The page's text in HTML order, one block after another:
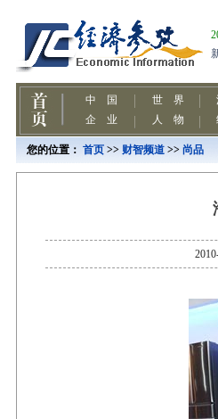
您的位置： 首页 >> 财智频道 >> 尚品